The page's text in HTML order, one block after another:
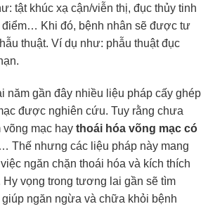
tật khúc xạ cận/viễn thị, đục thủy tinh
điểm… Khi đó, bệnh nhân sẽ được tư
thuật. Ví dụ như: phẫu thuật đục
năm gần đây nhiều liệu pháp cấy ghép
được nghiên cứu. Tuy rằng chưa
võng mạc hay thoái hóa võng mạc có
… Thế nhưng các liệu pháp này mang
ngăn chặn thoái hóa và kích thích
Hy vọng trong tương lai gần sẽ tìm
ngăn ngừa và chữa khỏi bệnh